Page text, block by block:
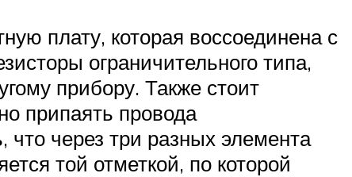
плату, которая воссоединена с
ограничительного типа,
прибору. Также стоит
припаять провода
что через три разных элемента
той отметкой, по которой